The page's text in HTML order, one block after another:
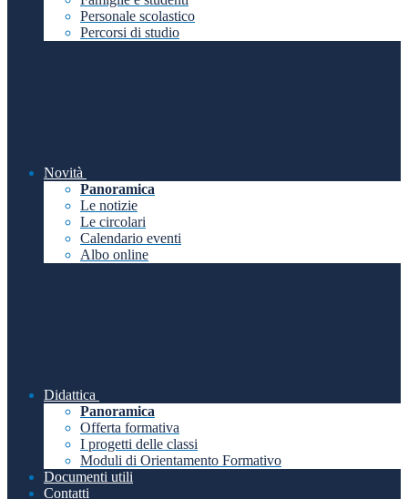
Personale scolastico
Percorsi di studio
Novità
Panoramica
Le notizie
Le circolari
Calendario eventi
Albo online
Didattica
Panoramica
Offerta formativa
I progetti delle classi
Moduli di Orientamento Formativo
Documenti utili
Contatti